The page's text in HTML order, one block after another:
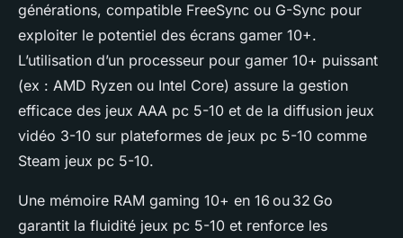
générations, compatible FreeSync ou G-Sync pour
exploiter le potentiel des écrans gamer 10+.
L’utilisation d’un processeur pour gamer 10+ puissant
(ex : AMD Ryzen ou Intel Core) assure la gestion
efficace des jeux AAA pc 5-10 et de la diffusion jeux
vidéo 3-10 sur plateformes de jeux pc 5-10 comme
Steam jeux pc 5-10.
Une mémoire RAM gaming 10+ en 16 ou 32 Go
garantit la fluidité jeux pc 5-10 et renforce les